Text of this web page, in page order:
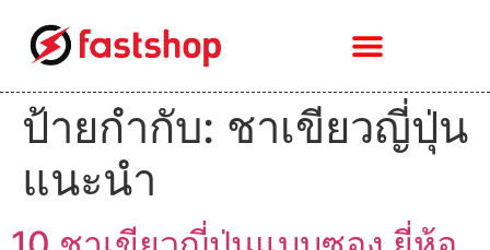
ป้ายกำกับ: ชาเขียวญี่ปุ่น
แนะนำ